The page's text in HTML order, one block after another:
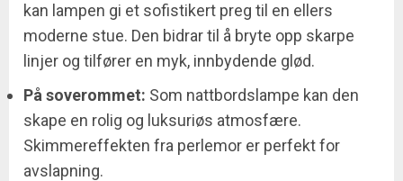
kan lampen gi et sofistikert preg til en ellers
moderne stue. Den bidrar til å bryte opp skarpe
linjer og tilfører en myk, innbydende glød.
På soverommet: Som nattbordslampe kan den
skape en rolig og luksuriøs atmosfære.
Skimmereffekten fra perlemor er perfekt for
avslapning.